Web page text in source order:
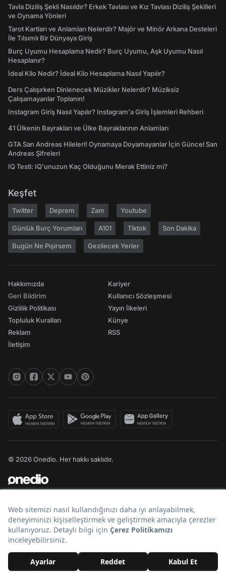
Tavla Diziliş Şekli Nasıldır? Erkek Tavlası ve Kız Tavlası Diziliş Şekilleri
ve Oynama Yönleri
Tarot Kartları ve Anlamları Nelerdir? Majör ve Minör Arkana Desteleri
İle Tılsımlı Bir Dünyaya Giriş
Burç Uyumu Hesaplama Nedir? Burç Uyumu, Aşk Uyumu Nasıl
Hesaplanır?
İdeal Kilo Nedir? İdeal Kilo Hesaplama Nasıl Yapılır?
Ders Çalışırken Dinlenecek Müzikler Nelerdir? Müziksiz
Çalışamayanlar Toplanın!
Instagram Giriş Nasıl Yapılır? Instagram'a Giriş İşlemleri Rehberi
41 Ülkenin Bayrakları ve Ülke Bayraklarının Anlamları
GTA San Andreas Hileleri! Oynamaya Doyamayanlar İçin Güncel San
Andreas Şifreleri
IQ Testi: IQ'unuzun Kaç Olduğunu Merak Ettiniz mi?
Keşfet
Twitter Deprem Zam Youtube
Günlük Burç Yorumları A101 Tiktok Son Dakika
Bugün Ne Pişirsem Gezilecek Yerler
Hakkımızda
Geri Bildirim
Gizlilik Politikası
Topluluk Kuralları
Reklam
İletişim
Kariyer
Kullanıcı Sözleşmesi
Yayın İlkeleri
Künye
RSS
© 2026 Onedio. Her hakkı saklıdır.
Bir markasıdır.